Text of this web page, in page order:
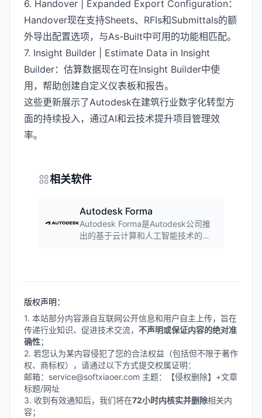
6. Handover | Expanded Export Configuration：
Handover现在支持Sheets、RFIs和Submittals的额
外导出配置选项，与As-Built中可用的功能相匹配。
7. Insight Builder | Estimate Data in Insight
Builder：估算数据现在可在Insight Builder中使
用，帮助创建自定义仪表板和报告。
这些更新展示了Autodesk在建筑行业数字化转型方
面的持续投入，通过AI和云技术提升项目管理效
率。
相关软件
Autodesk Forma
Autodesk Forma是Autodesk公司推
出的基于云计算和人工智能技术的建
决策,广泛应用于城市规划和建筑设计
版权声明：
1. 本站部分内容源自互联网公开信息和用户自主上传，旨在
传递行业知识、促进技术交流， 不声明或保证内容的绝对准
确性；
2. 若您认为某内容侵犯了您的合法权益（包括但不限于著作
权、商标权），请通过以下方式提交权属证明：
邮箱：service@softxiaoer.com 主题：【侵权删除】+文章
标题/网址
3. 收到有效通知后，我们将在72小时内核实并删除相关内
容；